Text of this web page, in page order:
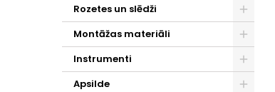
Rozetes un slēdži
Montāžas materiāli
Instrumenti
Apsilde